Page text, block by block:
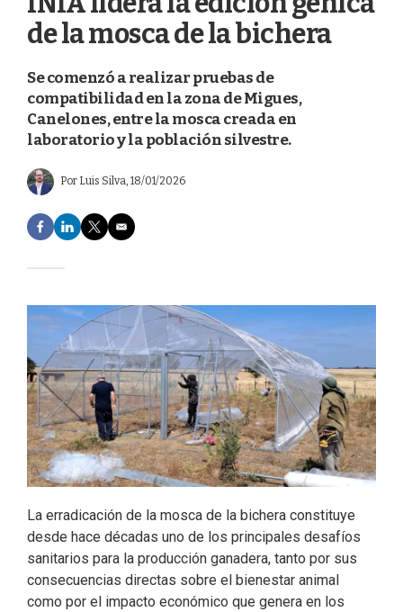
de la mosca de la bichera
Se comenzó a realizar pruebas de
compatibilidad en la zona de Migues,
Canelones, entre la mosca creada en
laboratorio y la población silvestre.
Por Luis Silva, 18/01/2026
F
a
e
o
L
i
d
n
T
w
e
r
E
m
La erradicación de la mosca de la bichera constituye
desde hace décadas uno de los principales desafíos
sanitarios para la producción ganadera, tanto por sus
consecuencias directas sobre el bienestar animal
como por el impacto económico que genera en los